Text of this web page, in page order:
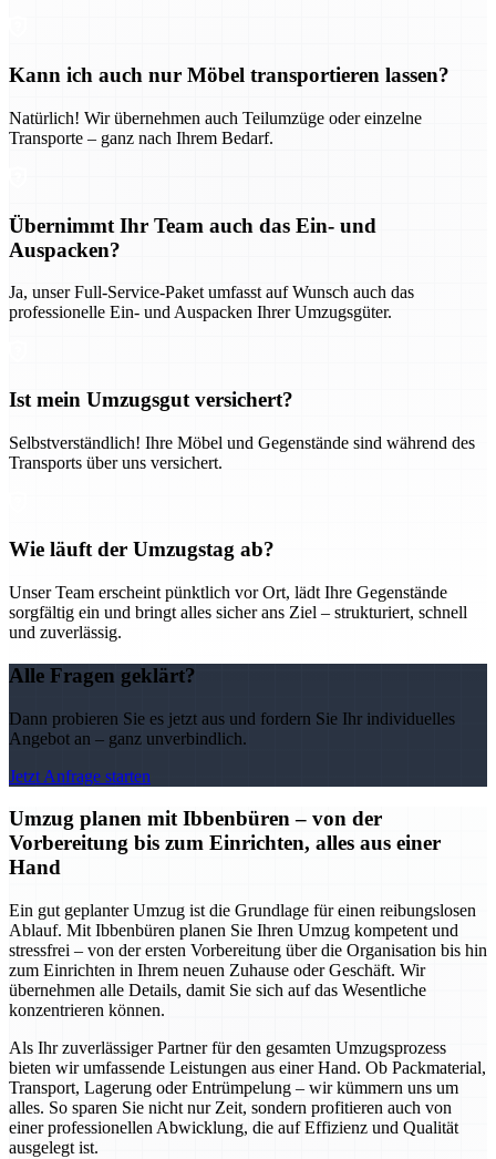
Kann ich auch nur Möbel transportieren lassen?
Natürlich! Wir übernehmen auch Teilumzüge oder einzelne
Transporte – ganz nach Ihrem Bedarf.
Übernimmt Ihr Team auch das Ein- und
Auspacken?
Ja, unser Full-Service-Paket umfasst auf Wunsch auch das
professionelle Ein- und Auspacken Ihrer Umzugsgüter.
Ist mein Umzugsgut versichert?
Selbstverständlich! Ihre Möbel und Gegenstände sind während des
Transports über uns versichert.
Wie läuft der Umzugstag ab?
Unser Team erscheint pünktlich vor Ort, lädt Ihre Gegenstände
sorgfältig ein und bringt alles sicher ans Ziel – strukturiert, schnell
und zuverlässig.
Alle Fragen geklärt?
Dann probieren Sie es jetzt aus und fordern Sie Ihr individuelles
Angebot an – ganz unverbindlich.
Jetzt Anfrage starten
Umzug planen mit Ibbenbüren – von der
Vorbereitung bis zum Einrichten, alles aus einer
Hand
Ein gut geplanter Umzug ist die Grundlage für einen reibungslosen
Ablauf. Mit Ibbenbüren planen Sie Ihren Umzug kompetent und
stressfrei – von der ersten Vorbereitung über die Organisation bis hin
zum Einrichten in Ihrem neuen Zuhause oder Geschäft. Wir
übernehmen alle Details, damit Sie sich auf das Wesentliche
konzentrieren können.
Als Ihr zuverlässiger Partner für den gesamten Umzugsprozess
bieten wir umfassende Leistungen aus einer Hand. Ob Packmaterial,
Transport, Lagerung oder Entrümpelung – wir kümmern uns um
alles. So sparen Sie nicht nur Zeit, sondern profitieren auch von
einer professionellen Abwicklung, die auf Effizienz und Qualität
ausgelegt ist.